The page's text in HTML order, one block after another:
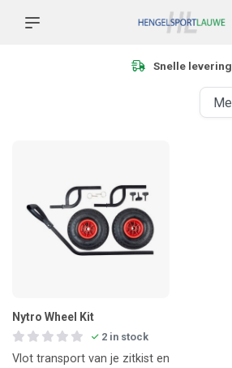
Snelle levering
Nytro Wheel Kit
2 in stock
Vlot transport van je zitkist en